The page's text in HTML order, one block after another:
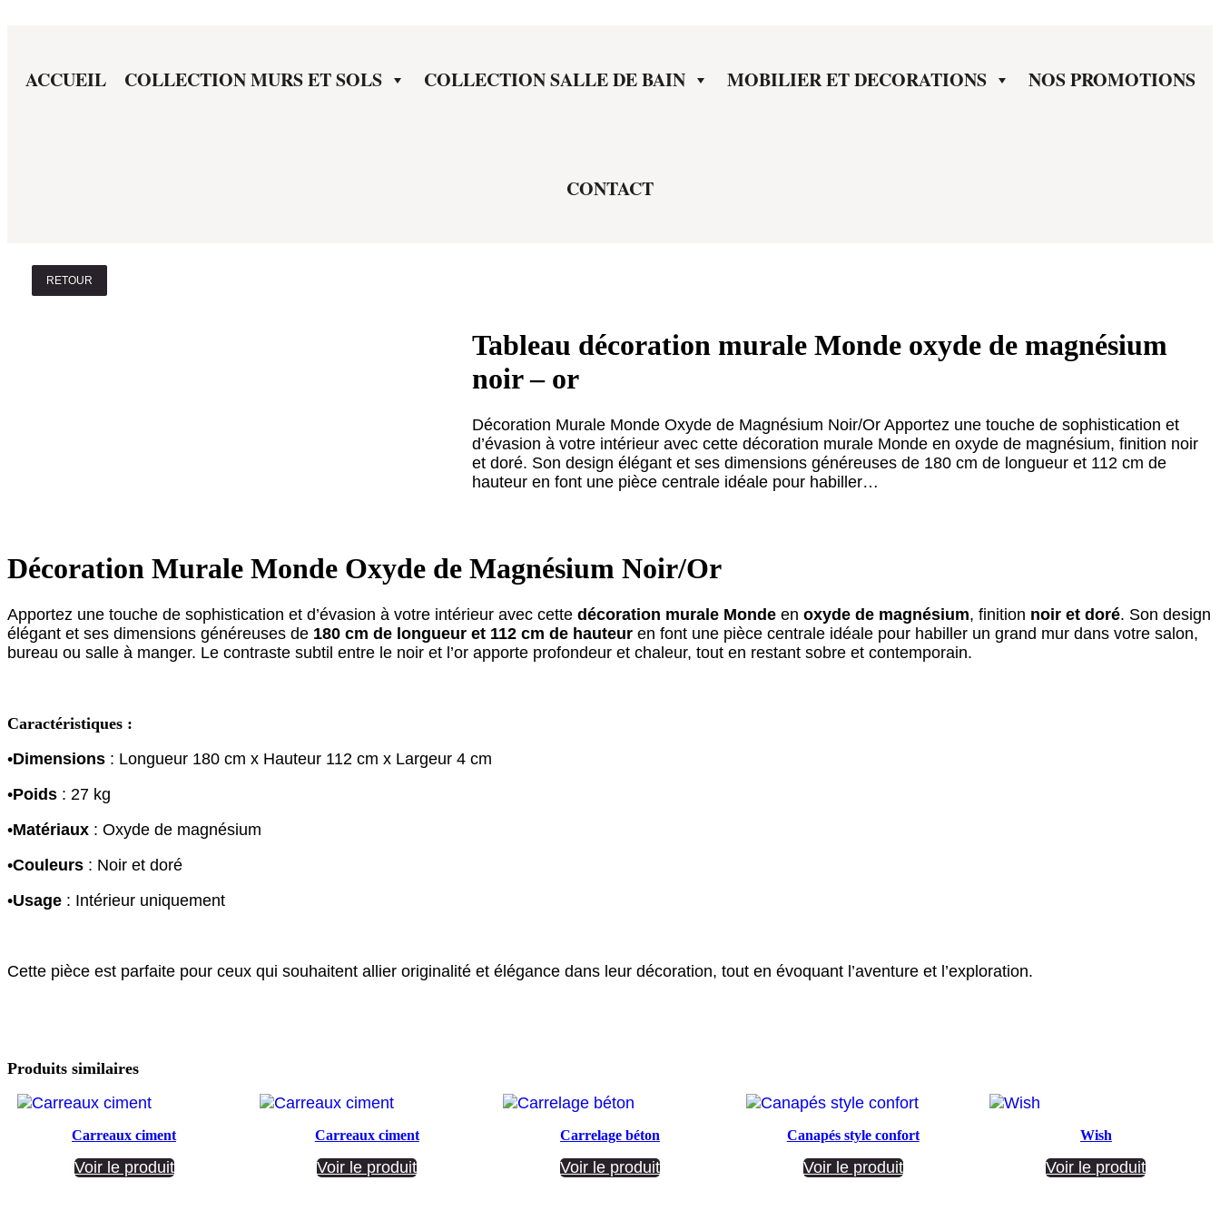
ACCUEIL COLLECTION MURS ET SOLS COLLECTION SALLE DE BAIN MOBILIER ET DECORATIONS NOS PROMOTIONS
CONTACT
RETOUR
Tableau décoration murale Monde oxyde de magnésium
noir – or
Décoration Murale Monde Oxyde de Magnésium Noir/Or Apportez une touche de sophistication et
d’évasion à votre intérieur avec cette décoration murale Monde en oxyde de magnésium, finition noir
et doré. Son design élégant et ses dimensions généreuses de 180 cm de longueur et 112 cm de
hauteur en font une pièce centrale idéale pour habiller…
Décoration Murale Monde Oxyde de Magnésium Noir/Or
Apportez une touche de sophistication et d’évasion à votre intérieur avec cette décoration murale Monde en oxyde de magnésium, finition noir et doré. Son design
élégant et ses dimensions généreuses de 180 cm de longueur et 112 cm de hauteur en font une pièce centrale idéale pour habiller un grand mur dans votre salon,
bureau ou salle à manger. Le contraste subtil entre le noir et l’or apporte profondeur et chaleur, tout en restant sobre et contemporain.
Caractéristiques :
•Dimensions : Longueur 180 cm x Hauteur 112 cm x Largeur 4 cm
•Poids : 27 kg
•Matériaux : Oxyde de magnésium
•Couleurs : Noir et doré
•Usage : Intérieur uniquement
Cette pièce est parfaite pour ceux qui souhaitent allier originalité et élégance dans leur décoration, tout en évoquant l’aventure et l’exploration.
Produits similaires
Carreaux ciment
Voir le produit
Carreaux ciment
Voir le produit
Carrelage béton
Voir le produit
Canapés style confort
Voir le produit
Wish
Voir le produit